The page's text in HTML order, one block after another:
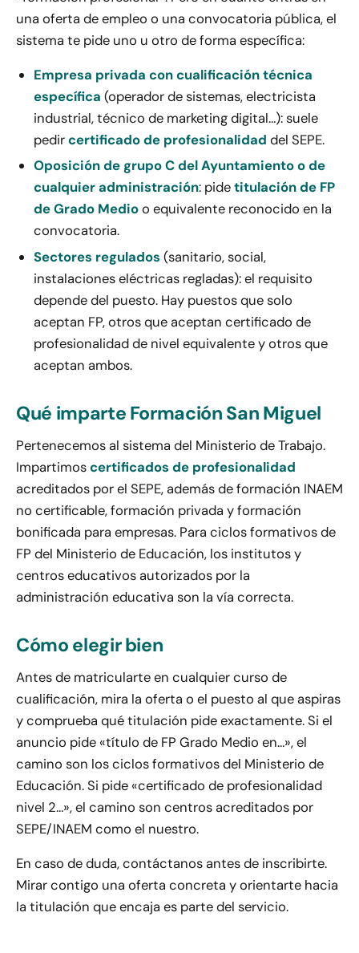
una oferta de empleo o una convocatoria pública, el
sistema te pide uno u otro de forma específica:
Empresa privada con cualificación técnica
específica (operador de sistemas, electricista
industrial, técnico de marketing digital…): suele
pedircertificado de profesionalidad del SEPE.
Oposición de grupo C del Ayuntamiento o de
cualquier administración: pidetitulación de FP
de Grado Medioo equivalente reconocido en la
convocatoria.
Sectores regulados (sanitario, social,
instalaciones eléctricas regladas): el requisito
depende del puesto. Hay puestos que solo
aceptan FP, otros que aceptan certificado de
profesionalidad de nivel equivalente y otros que
aceptan ambos.
Qué imparte Formación San Miguel
Pertenecemos al sistema del Ministerio de Trabajo.
Impartimoscertificados de profesionalidad
acreditados por el SEPE, además de formación INAEM
no certificable, formación privada y formación
bonificada para empresas. Para ciclos formativos de
FP del Ministerio de Educación, los institutos y
centros educativos autorizados por la
administración educativa son la vía correcta.
Cómo elegir bien
Antes de matricularte en cualquier curso de
cualificación, mira la oferta o el puesto al que aspiras
y comprueba qué titulación pide exactamente. Si el
anuncio pide «título de FP Grado Medio en…», el
camino son los ciclos formativos del Ministerio de
Educación. Si pide «certificado de profesionalidad
nivel 2…», el camino son centros acreditados por
SEPE/INAEM como el nuestro.
En caso de duda, contáctanos antes de inscribirte.
Mirar contigo una oferta concreta y orientarte hacia
la titulación que encaja es parte del servicio.